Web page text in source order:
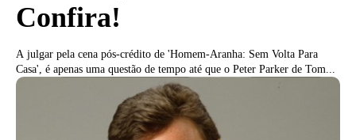
Confira!
A julgar pela cena pós-crédito de 'Homem-Aranha: Sem Volta Para
Casa', é apenas uma questão de tempo até que o Peter Parker de Tom...